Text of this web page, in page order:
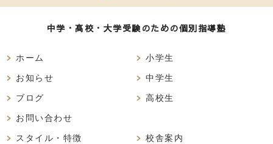
中学・高校・大学受験のための個別指導塾
ホーム
お知らせ
ブログ
お問い合わせ
小学生
中学生
高校生
スタイル・特徴 校舎案内